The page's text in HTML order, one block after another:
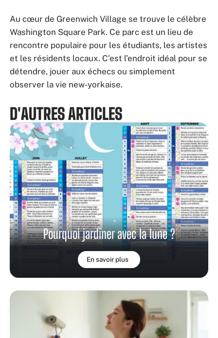
Au cœur de Greenwich Village se trouve le célèbre
Washington Square Park. Ce parc est un lieu de
rencontre populaire pour les étudiants, les artistes
et les résidents locaux. C’est l’endroit idéal pour se
détendre, jouer aux échecs ou simplement
observer la vie new-yorkaise.
D'AUTRES ARTICLES
Pourquoi jardiner avec la lune ?
En savoir plus